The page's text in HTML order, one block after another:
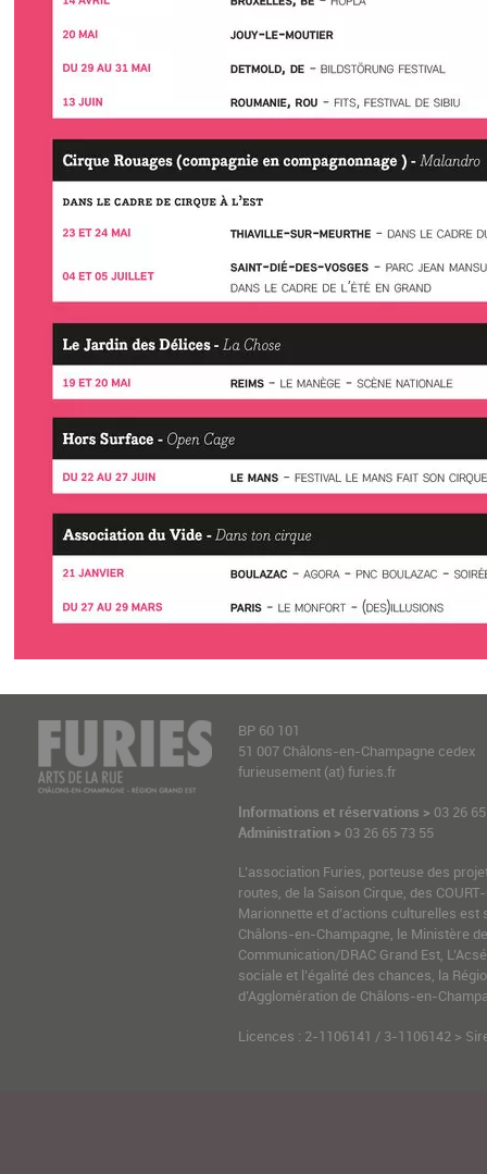
BP 60 101
51 007 Châlons-en-Champagne cedex
furieusement (at) furies.fr
Informations et réservations > 03 26
Administration > 03 26 65 73 55
L’association Furies, porteuse des
routes, de la Saison Cirque, des
Marionnette et d’actions culturelles est
Châlons-en-Champagne, le Ministère
Communication/DRAC Grand Est,
sociale et l’égalité des chances, la
d’Agglomération de Châlons-en-
Licences : 2-1106141 / 3-1106142 >